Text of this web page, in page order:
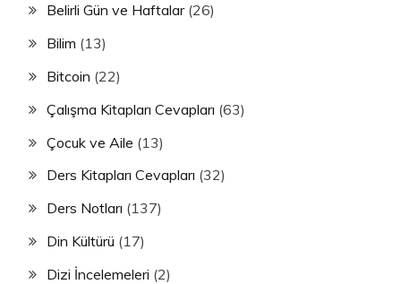
Belirli Gün ve Haftalar(26)
Bilim (13)
Bitcoin (22)
Çalışma Kitapları Cevapları (63)
Çocuk ve Aile (13)
Ders Kitapları Cevapları (32)
Ders Notları (137)
Din Kültürü (17)
Dizi İncelemeleri (2)